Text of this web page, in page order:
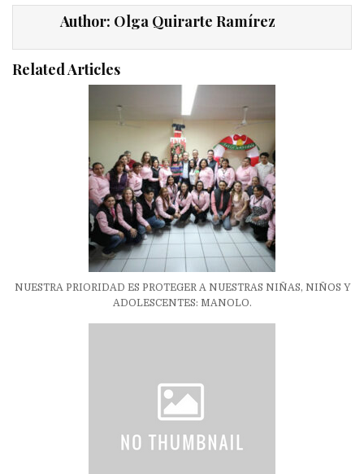
Author: Olga Quirarte Ramírez
Related Articles
NUESTRA PRIORIDAD ES PROTEGER A NUESTRAS NIÑAS, NIÑOS Y
ADOLESCENTES: MANOLO.